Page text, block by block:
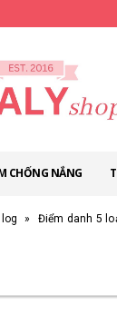
CHỐNG NẮNG
» Điểm danh 5